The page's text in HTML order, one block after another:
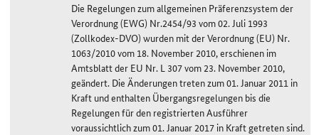
Die Regelungen zum allgemeinen Präferenzsystem der
Verordnung (EWG) Nr.2454/93 vom 02. Juli 1993
(Zollkodex-DVO) wurden mit der Verordnung (EU) Nr.
1063/2010 vom 18. November 2010, erschienen im
Amtsblatt der EU Nr. L 307 vom 23. November 2010,
geändert. Die Änderungen treten zum 01. Januar 2011 in
Kraft und enthalten Übergangsregelungen bis die
Regelungen für den registrierten Ausführer
voraussichtlich zum 01. Januar 2017 in Kraft getreten sind.